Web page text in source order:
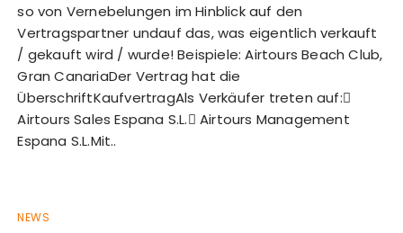
so von Vernebelungen im Hinblick auf den
Vertragspartner undauf das, was eigentlich verkauft
/ gekauft wird / wurde! Beispiele: Airtours Beach Club,
Gran CanariaDer Vertrag hat die
ÜberschriftKaufvertragAls Verkäufer treten auf:
Airtours Sales Espana S.L. Airtours Management
Espana S.L.Mit..
NEWS